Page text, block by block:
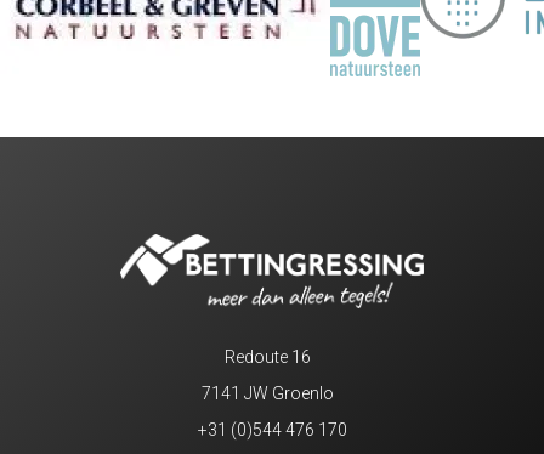
Redoute 16
7141 JW Groenlo
+31 (0)544 476 170